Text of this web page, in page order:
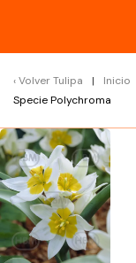
VolverTulipa Inicio
Specie Polychroma